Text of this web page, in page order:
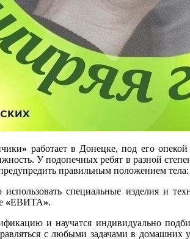
» работает в Донецке, под его
У подопечных ребят в разной
правильным положением
специальные изделия и
«ЕВИТА».
и научатся индивидуально
с любыми задачами в